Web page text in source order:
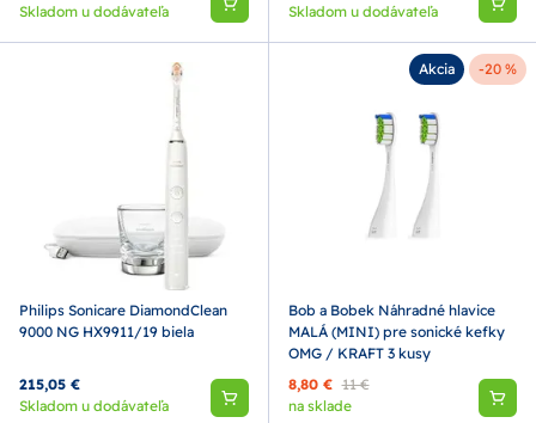
Skladom u dodávateľa
Skladom u dodávateľa
Philips Sonicare DiamondClean
9000 NG HX9911/19 biela
215,05 €
Skladom u dodávateľa
Akcia -20 %
Bob a Bobek Náhradné hlavice
MALÁ (MINI) pre sonické kefky
OMG / KRAFT 3 kusy
8,80 € 11 €
na sklade